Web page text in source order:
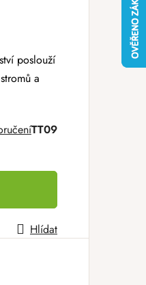
poslouží
a
TT09
Hlídat